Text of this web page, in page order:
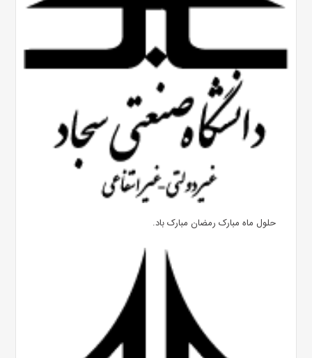
حلول ماه مبارک رمضان مبارک باد.